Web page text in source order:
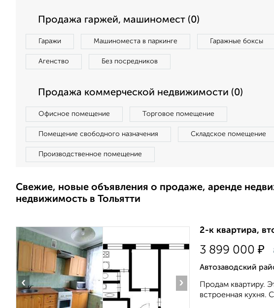
Продажа гаржей, машиномест (0)
Гаражи Машиноместа в паркинге Гаражные боксы
Агенство Без посредников
Продажа коммерческой недвижимости (0)
Офисное помещение Торговое помещение
Помещение свободного назначения Складское помещение
Производственное помещение
Свежие, новые объявления о продаже, аренде
недвижимость в Тольятти
‹ ›
2-к квартира,
3 899 000 ₽
Автозаводский
Продам квартиру.
встроенная кухня.